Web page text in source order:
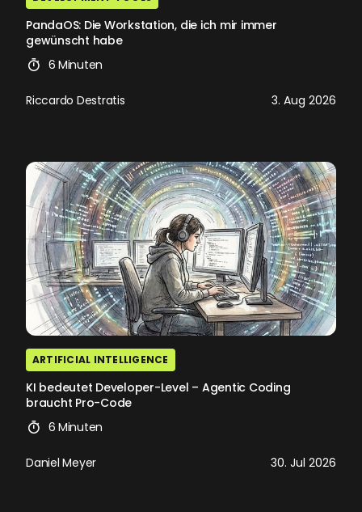
PandaOS: Die Workstation, die ich mir immer
gewünscht habe
6 Minuten
Riccardo Destratis 3. Aug 2026
ARTIFICIAL INTELLIGENCE
KI bedeutet Developer-Level – Agentic Coding
braucht Pro-Code
6 Minuten
Daniel Meyer 30. Jul 2026